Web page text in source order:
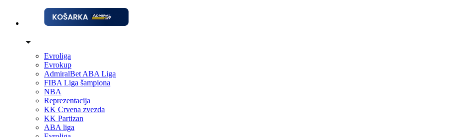
Evroliga
Evrokup
AdmiralBet ABA Liga
FIBA Liga šampiona
NBA
Reprezentacija
KK Crvena zvezda
KK Partizan
ABA liga